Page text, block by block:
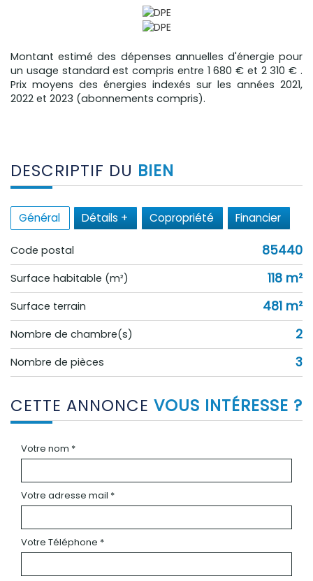
Montant estimé des dépenses annuelles d'énergie pour
un usage standard est compris entre 1 680 € et 2 310 € .
Prix moyens des énergies indexés sur les années 2021,
2022 et 2023 (abonnements compris).
DESCRIPTIF DU BIEN
Général Détails + Copropriété Financier
Code postal 85440
Surface habitable (m²) 118 m²
surface terrain 481 m²
Nombre de chambre(s) 2
Nombre de pièces 3
CETTE ANNONCE VOUS INTÉRESSE ?
Votre nom *
Votre adresse mail *
Votre Téléphone *